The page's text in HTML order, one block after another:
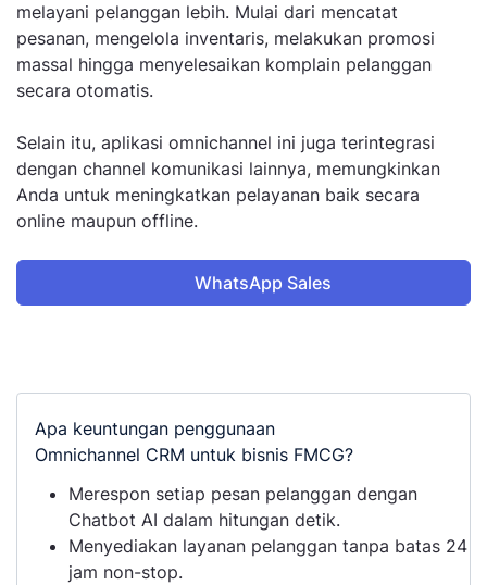
melayani pelanggan lebih. Mulai dari mencatat
pesanan, mengelola inventaris, melakukan promosi
massal hingga menyelesaikan komplain pelanggan
secara otomatis.
Selain itu, aplikasi omnichannel ini juga terintegrasi
dengan channel komunikasi lainnya, memungkinkan
Anda untuk meningkatkan pelayanan baik secara
online maupun offline.
WhatsApp Sales
Apa keuntungan penggunaan
Omnichannel CRM untuk bisnis FMCG?
Merespon setiap pesan pelanggan dengan
Chatbot AI dalam hitungan detik.
Menyediakan layanan pelanggan tanpa batas 24
jam non-stop.